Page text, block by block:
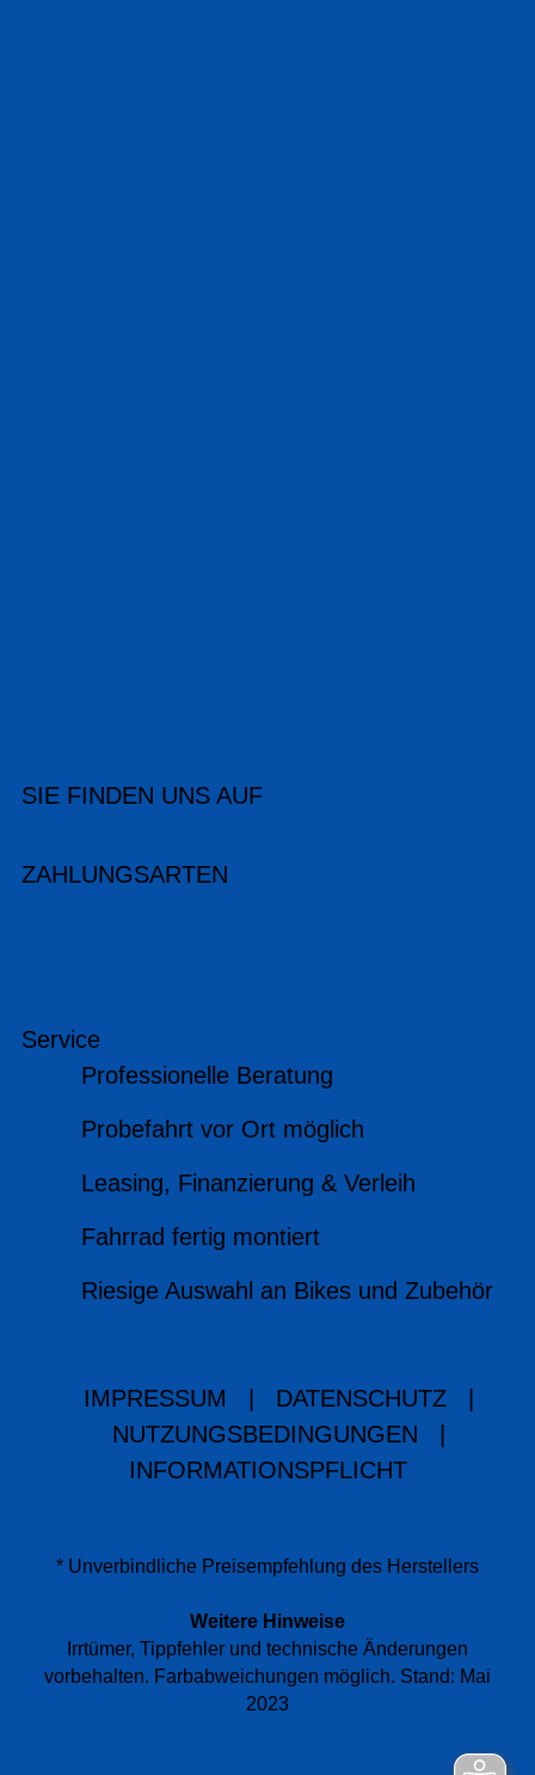
SIE FINDEN UNS AUF
ZAHLUNGSARTEN
Service
Professionelle Beratung
Probefahrt vor Ort möglich
Leasing, Finanzierung & Verleih
Fahrrad fertig montiert
Riesige Auswahl an Bikes und Zubehör
IMPRESSUM DATENSCHUTZ
NUTZUNGSBEDINGUNGEN
INFORMATIONSPFLICHT
* Unverbindliche Preisempfehlung des Herstellers
Weitere Hinweise
Irrtümer, Tippfehler und technische Änderungen
vorbehalten. Farbabweichungen möglich. Stand: Mai
2023